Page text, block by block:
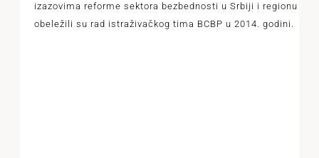
izazovima reforme sektora bezbednosti u Srbiji i regionu
obeležili su rad istraživačkog tima BCBP u 2014. godini.